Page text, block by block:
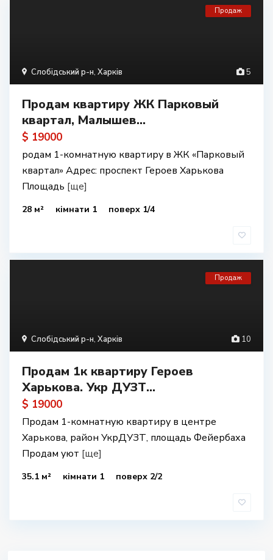
5
Слобідський р-н, Харків
Продаж
Продам квартиру ЖК Парковый
квартал, Малышев...
$ 19000
родам 1-комнатную квартиру в ЖК «Парковый
квартал» Адрес: проспект Героев Харькова
Площадь [ще]
28 м² кімнати 1 поверх 1/4
10
Слобідський р-н, Харків
Продаж
Продам 1к квартиру Героев
Харькова. Укр ДУЗТ...
$ 19000
Продам 1-комнатную квартиру в центре
Харькова, район УкрДУЗТ, площадь Фейербаха
Продам уют [ще]
35.1 м² кімнати 1 поверх 2/2